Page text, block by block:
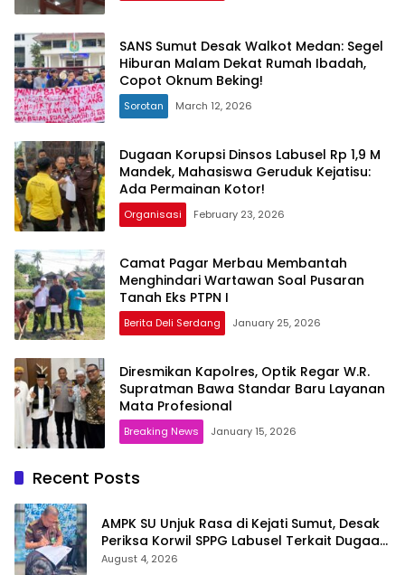
SANS Sumut Desak Walkot Medan: Segel
Hiburan Malam Dekat Rumah Ibadah,
Copot Oknum Beking!
Sorotan March 12, 2026
Dugaan Korupsi Dinsos Labusel Rp 1,9 M
Mandek, Mahasiswa Geruduk Kejatisu:
Ada Permainan Kotor!
Organisasi February 23, 2026
Camat Pagar Merbau Membantah
Menghindari Wartawan Soal Pusaran
Tanah Eks PTPN I
Berita Deli Serdang January 25, 2026
Diresmikan Kapolres, Optik Regar W.R.
Supratman Bawa Standar Baru Layanan
Mata Profesional
Breaking News January 15, 2026
Recent Posts
AMPK SU Unjuk Rasa di Kejati Sumut, Desak
Periksa Korwil SPPG Labusel Terkait Dugaan
Bobroknya Dapur Program MBG
August 4, 2026